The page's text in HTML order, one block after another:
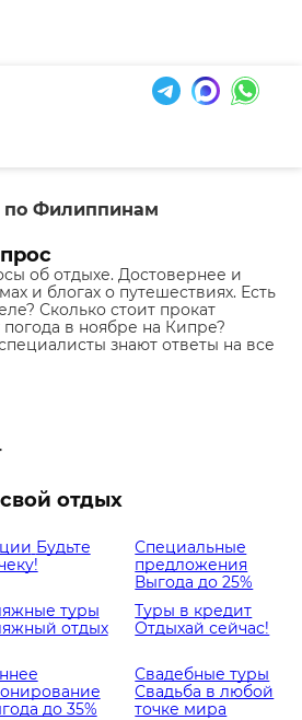
по Филиппинам
об отдыхе. Достовернее и
и блогах о путешествиях. Есть
Сколько стоит прокат
в ноябре на Кипре?
знают ответы на все
отдых
Будьте
Специальные
предложения
Выгода до 25%
туры
отдых
Туры в кредит
Отдыхай сейчас!
до 35%
Свадебные туры
Свадьба в любой
точке мира